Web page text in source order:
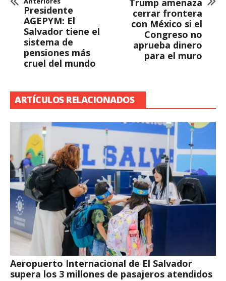
Presidente
AGEPYM: El
Salvador tiene el
sistema de
pensiones más
cruel del mundo
Trump amenaza
cerrar frontera
con México si el
Congreso no
aprueba dinero
para el muro
ARTÍCULOS RELACIONADOS
Aeropuerto Internacional de El Salvador
supera los 3 millones de pasajeros atendidos